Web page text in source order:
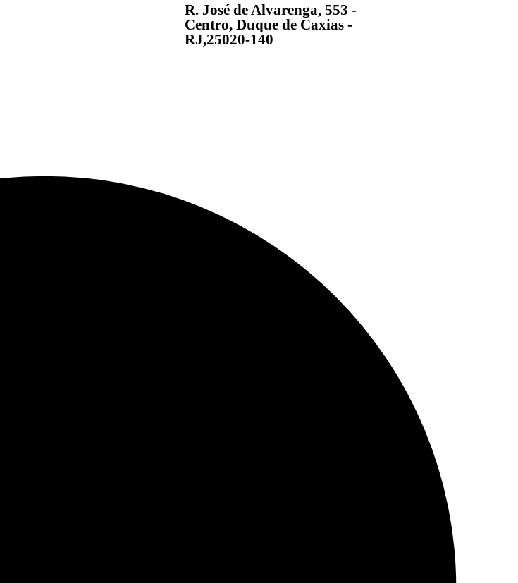
R. José de Alvarenga, 553 -
Centro, Duque de Caxias -
RJ,25020-140